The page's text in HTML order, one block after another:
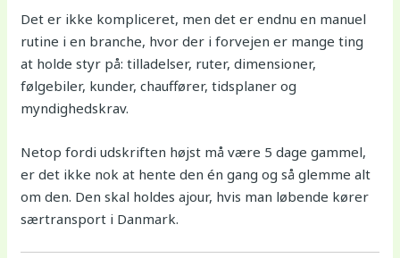
Det er ikke kompliceret, men det er endnu en manuel
rutine i en branche, hvor der i forvejen er mange ting
at holde styr på: tilladelser, ruter, dimensioner,
følgebiler, kunder, chauffører, tidsplaner og
myndighedskrav.
Netop fordi udskriften højst må være 5 dage gammel,
er det ikke nok at hente den én gang og så glemme alt
om den. Den skal holdes ajour, hvis man løbende kører
særtransport i Danmark.